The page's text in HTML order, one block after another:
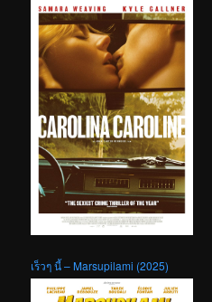
เร็วๆ นี้ – Marsupilami (2025)